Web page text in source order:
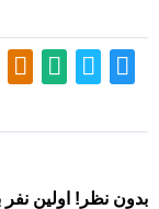
بدون نظر! اولین نفر